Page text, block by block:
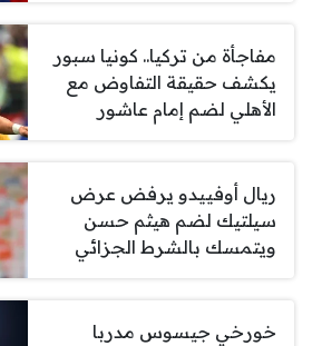
مفاجأة من تركيا.. كونيا سبور
يكشف حقيقة التفاوض مع
الأهلي لضم إمام عاشور
ريال أوفييدو يرفض عرض
سيلتيك لضم هيثم حسن
ويتمسك بالشرط الجزائي
خورخي جيسوس مدربا